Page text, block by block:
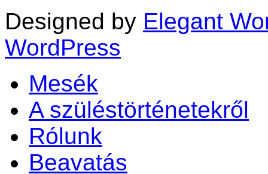
Designed by Elegant
WordPress
Mesék
A szüléstörténetekről
Rólunk
Beavatás